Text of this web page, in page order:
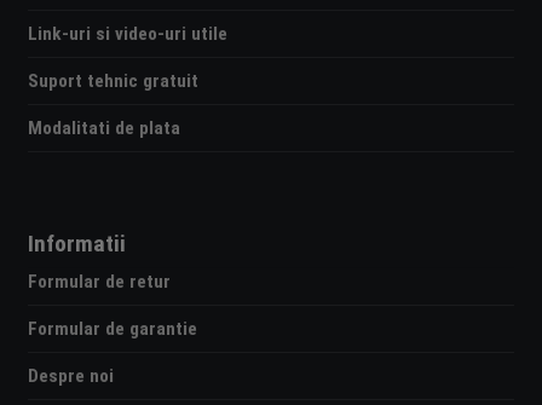
Link-uri si video-uri utile
Suport tehnic gratuit
Modalitati de plata
Informatii
Formular de retur
Formular de garantie
Despre noi